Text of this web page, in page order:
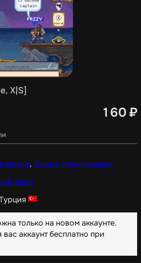
X|S]
160 ₽
, Экшн и приключения
текст
только на новом аккаунте.
аккаунт бесплатно при